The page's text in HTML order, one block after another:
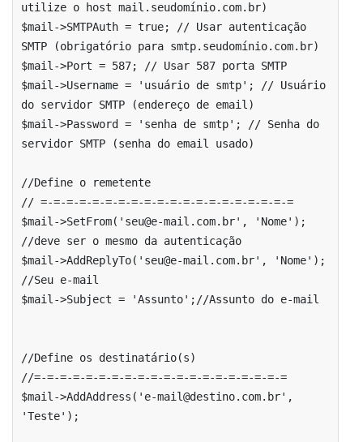
utilize o host mail.seudomínio.com.br)
$mail->SMTPAuth = true; // Usar autenticação
SMTP (obrigatório para smtp.seudomínio.com.br)
$mail->Port = 587; // Usar 587 porta SMTP
$mail->Username = 'usuário de smtp'; // Usuário
do servidor SMTP (endereço de email)
$mail->Password = 'senha de smtp'; // Senha do
servidor SMTP (senha do email usado)
//Define o remetente
// =-=-=-=-=-=-=-=-=-=-=-=-=-=-=-=-=-=-=-=
$mail->SetFrom('seu@e-mail.com.br', 'Nome');
//deve ser o mesmo da autenticação
$mail->AddReplyTo('seu@e-mail.com.br', 'Nome');
//Seu e-mail
$mail->Subject = 'Assunto';//Assunto do e-mail
//Define os destinatário(s)
//=-=-=-=-=-=-=-=-=-=-=-=-=-=-=-=-=-=-=-=
$mail->AddAddress('e-mail@destino.com.br',
'Teste');